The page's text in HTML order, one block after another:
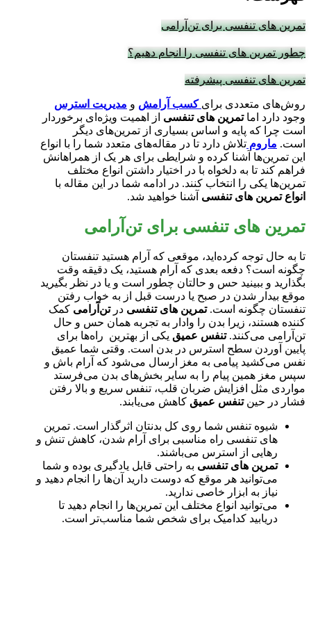
تمرین‌ های تنفسی برای تن‌آرامی
چطور تمرین ‌های تنفسی را انجام دهیم؟
تمرین های تنفسی پیشرفته
روش‌های متعددی برای کسب آرامش و مدیریت استرس
وجود دارد اماتمرین ‌های تنفسی از اهمیت ویژه‌ای برخوردار
است چرا که پایه و اساس بسیاری از تمرین‌های دیگر
است. ماروم تلاش دارد تا در مقاله‌های متعدد شما را با انواع
این تمرین‌ها آشنا کرده و شرایطی برای هر یک از همراهانش
فراهم کند تا به دلخواه با در اختیار داشتن انواع مختلف
تمرین‌ها یکی را انتخاب کنند. در ادامه شما در این مقاله با
انواع تمرین‌ های تنفسی آشنا خواهید شد.
تمرین‌ های تنفسی برای تن‌آرامی
تا به حال توجه کرده‌اید، موقعی که آرام هستید تنفستان
چگونه است؟ دفعه بعدی که آرام هستید، یک دقیقه وقت
بگذارید و ببینید حس و حالتان چطور است و یا در نظر بگیرید
موقع بیدار شدن در صبح یا درست قبل از به خواب رفتن
تنفستان چگونه است.تمرین‌ های تنفسی درتن‌آرامی کمک
کننده هستند، زیرا بدن را وادار به تجربه همان حس و حال
تن‌آرامی می‌کنند.تنفس عمیق یکی از بهترین راه‌ها برای
پایین آوردن سطح استرس در بدن است. وقتی شما عمیق
نفس می‌کشید پیامی به مغز ارسال می‌شود که آرام باش و
سپس مغز همین پیام را به سایر بخش‌های بدن می‌فرستد
مواردی مثل افزایش ضربان قلب، تنفس سریع و بالا رفتن
فشار در حینتنفس عمیق کاهش می‌یابند.
شیوه‌ تنفس شما روی کل بدنتان اثرگذار است. تمرین‌
های تنفسی راه مناسبی برای آرام شدن، کاهش تنش و
رهایی از استرس می‌باشند.
تمرین ‌های تنفسی به راحتی قابل یادگیری بوده و شما
می‌توانید هر موقع که دوست دارید آن‌ها را انجام دهید و
نیاز به ابزار خاصی ندارید.
می‌توانید انواع مختلف این تمرین‌ها را انجام دهید تا
دریابید کدامیک برای شخص شما مناسب‌تر است.